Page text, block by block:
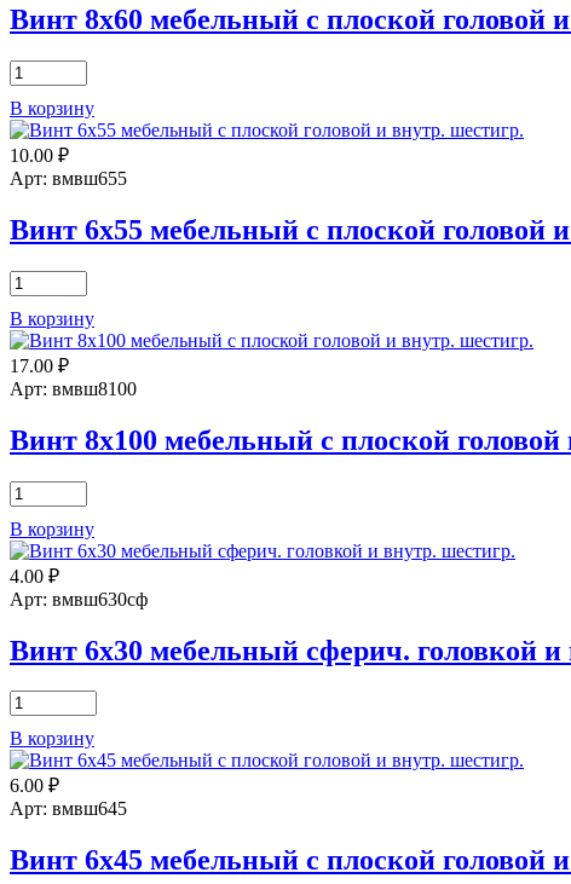
и
внутр.
Винт 8х60 мебельный с плоской головой
Количество
товара
Винт
8х60
мебельный
с
головой
и
шестигр.
В корзину
10.00 ₽
Арт: вмвш655
Винт 6х55 мебельный с плоской головой
Количество
товара
Винт
6х55
мебельный
с
головой
и
шестигр.
В корзину
17.00 ₽
Арт: вмвш8100
Винт 8х100 мебельный с плоской
Количество
товара
Винт
8х100
мебельный
с
головой
и
внутр.
шестигр.
В корзину
4.00 ₽
Арт: вмвш630сф
Винт 6х30 мебельный сферич. головкой и
Количество
товара
Винт
6х30
мебельный
сферич.
и
внутр.
В корзину
6.00 ₽
Арт: вмвш645
Винт 6х45 мебельный с плоской головой